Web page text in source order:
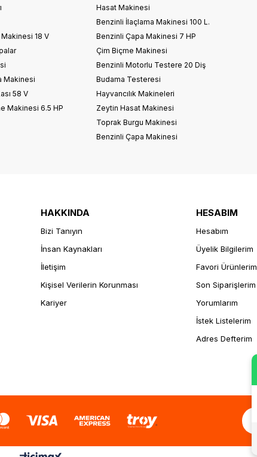
18 V
Makinesi
58 V
Makinesi 6.5 HP
Hasat Makinesi
Benzinli İlaçlama Makinesi 100 L.
Benzinli Çapa Makinesi 7 HP
Çim Biçme Makinesi
Benzinli Motorlu Testere 20 Diş
Budama Testeresi
Hayvancılık Makineleri
Zeytin Hasat Makinesi
Toprak Burgu Makinesi
Benzinli Çapa Makinesi
HAKKINDA
Bizi Tanıyın
İnsan Kaynakları
İletişim
Kişisel Verilerin Korunması
Kariyer
HESABIM
Hesabım
Üyelik Bilgilerim
Favori Ürünlerim
Son Siparişlerim
Yorumlarım
İstek Listelerim
Adres Defterim